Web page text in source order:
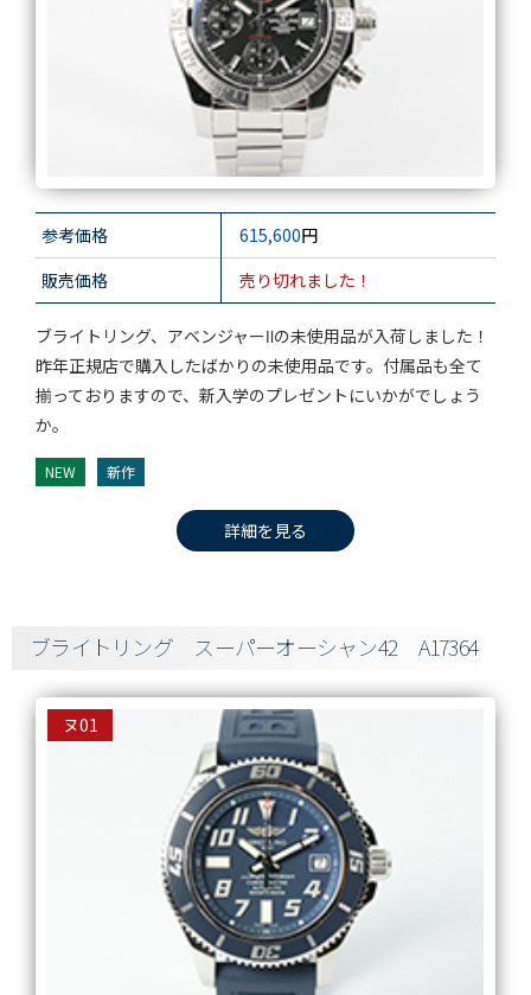
参考価格 615,600円
販売価格
売り切れました！
ブライトリング、アベンジャーⅡの未使用品が入荷しました！
昨年正規店で購入したばかりの未使用品です。付属品も全て
揃っておりますので、新入学のプレゼントにいかがでしょう
か。
NEW 新作
詳細を見る
ブライトリング スーパーオーシャン42 A17364
ヌ01